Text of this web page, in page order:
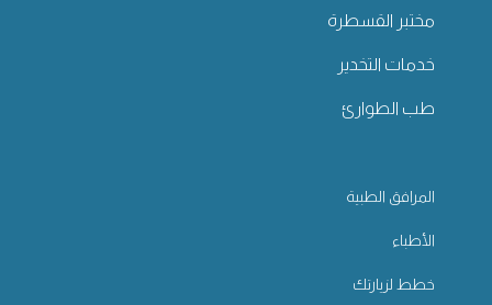
مختبر القسطرة
خدمات التخدير
طب الطوارئ
المرافق الطبية
الأطباء
خطط لزيارتك